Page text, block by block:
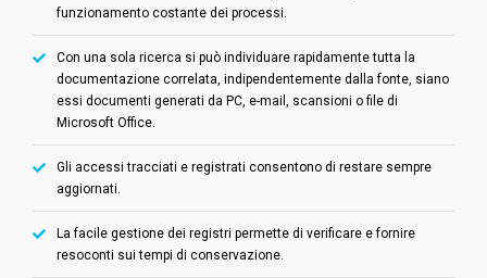
funzionamento costante dei processi.
Con una sola ricerca si può individuare rapidamente tutta la
documentazione correlata, indipendentemente dalla fonte, siano
essi documenti generati da PC, e-mail, scansioni o file di
Microsoft Office.
Gli accessi tracciati e registrati consentono di restare sempre
aggiornati.
La facile gestione dei registri permette di verificare e fornire
resoconti sui tempi di conservazione.